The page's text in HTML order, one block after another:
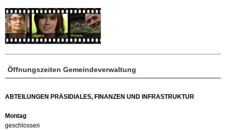
Öffnungszeiten Gemeindeverwaltung
ABTEILUNGEN PRÄSIDIALES, FINANZEN UND INFRASTRUKTUR
Montag
geschlossen